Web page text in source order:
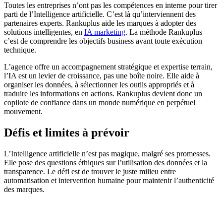
Toutes les entreprises n’ont pas les compétences en interne pour tirer
parti de l’Intelligence artificielle. C’est là qu’interviennent des
partenaires experts. Rankuplus aide les marques à adopter des
solutions intelligentes, en IA marketing. La méthode Rankuplus
c’est de comprendre les objectifs business avant toute exécution
technique.
L’agence offre un accompagnement stratégique et expertise terrain,
l’IA est un levier de croissance, pas une boîte noire. Elle aide à
organiser les données, à sélectionner les outils appropriés et à
traduire les informations en actions. Rankuplus devient donc un
copilote de confiance dans un monde numérique en perpétuel
mouvement.
Défis et limites à prévoir
L’Intelligence artificielle n’est pas magique, malgré ses promesses.
Elle pose des questions éthiques sur l’utilisation des données et la
transparence. Le défi est de trouver le juste milieu entre
automatisation et intervention humaine pour maintenir l’authenticité
des marques.